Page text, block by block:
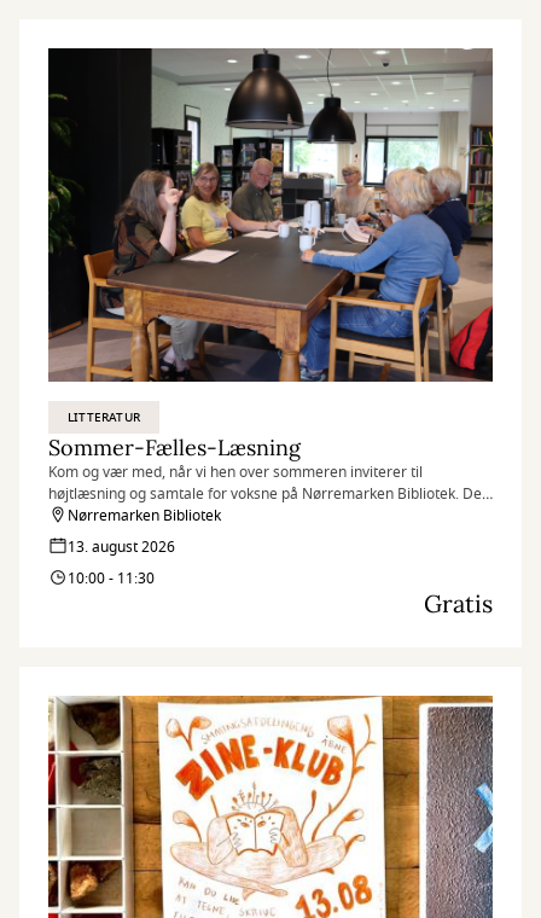
LITTERATUR
Sommer-Fælles-Læsning
Kom og vær med, når vi hen over sommeren inviterer til
højtlæsning og samtale for voksne på Nørremarken Bibliotek. Det
kræver ingen forudsætninger at være med. Kun at du har lyst til at
møde andre og tale sammen.
Nørremarken Bibliotek
13. august 2026
10:00 - 11:30
Gratis